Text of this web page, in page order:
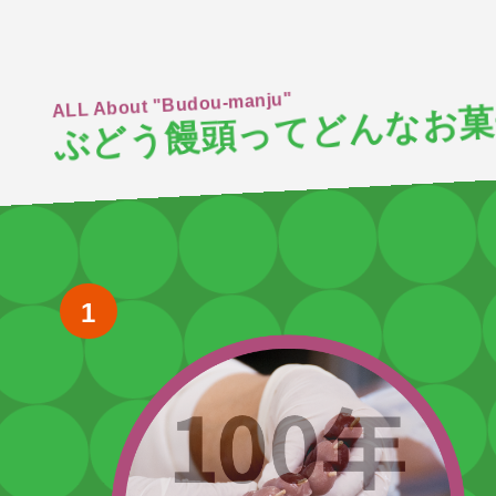
ALL About "Budou-manju"
ぶどう饅頭ってどんなお
1